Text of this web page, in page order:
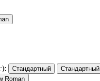
Стандартный Стандартный
Roman